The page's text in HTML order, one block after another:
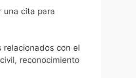
una cita para
relacionados con el
reconocimiento